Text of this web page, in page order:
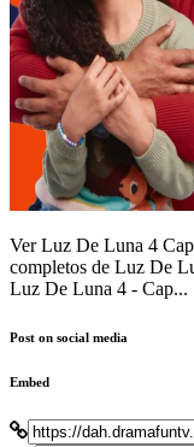
Ver Luz De Luna 4
completos de Luz De
Luz De Luna 4 - Cap...
Post on social media
Embed